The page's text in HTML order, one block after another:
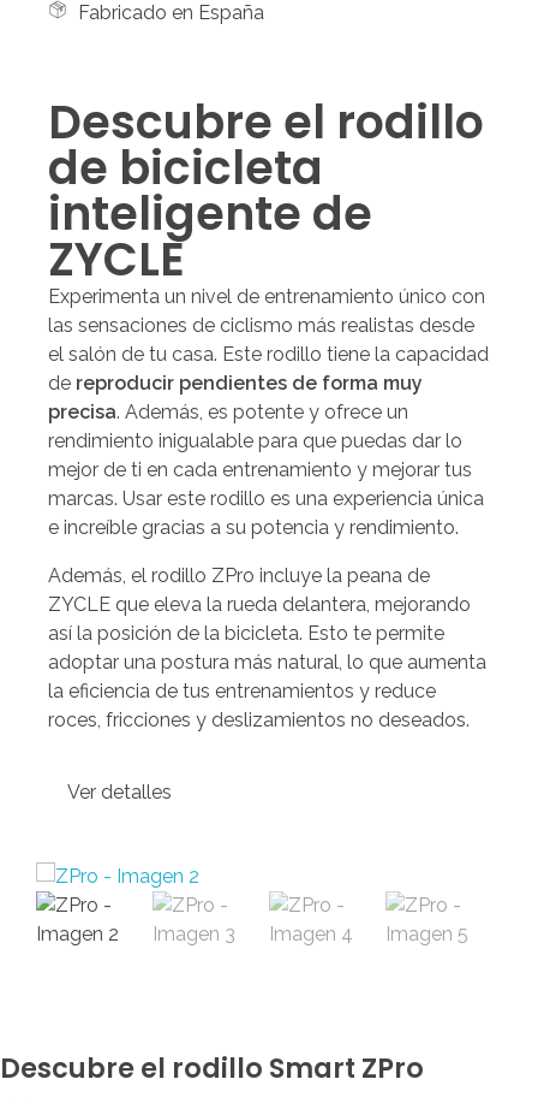
Fabricado en España
Descubre el rodillo
de bicicleta
inteligente de
ZYCLE
Experimenta un nivel de entrenamiento único con
las sensaciones de ciclismo más realistas desde
el salón de tu casa. Este rodillo tiene la capacidad
de reproducir pendientes de forma muy
precisa. Además, es potente y ofrece un
rendimiento inigualable para que puedas dar lo
mejor de ti en cada entrenamiento y mejorar tus
marcas. Usar este rodillo es una experiencia única
e increíble gracias a su potencia y rendimiento.
Además, el rodillo ZPro incluye la peana de
ZYCLE que eleva la rueda delantera, mejorando
así la posición de la bicicleta. Esto te permite
adoptar una postura más natural, lo que aumenta
la eficiencia de tus entrenamientos y reduce
roces, fricciones y deslizamientos no deseados.
Ver detalles
Descubre el rodillo Smart ZPro